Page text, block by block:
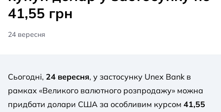
41,55 грн
24 вересня
Сьогодні, 24 вересня, у застосунку Unex Bank в
рамках «Великого валютного розпродажу» можна
придбати долари США за особливим курсом 41,55